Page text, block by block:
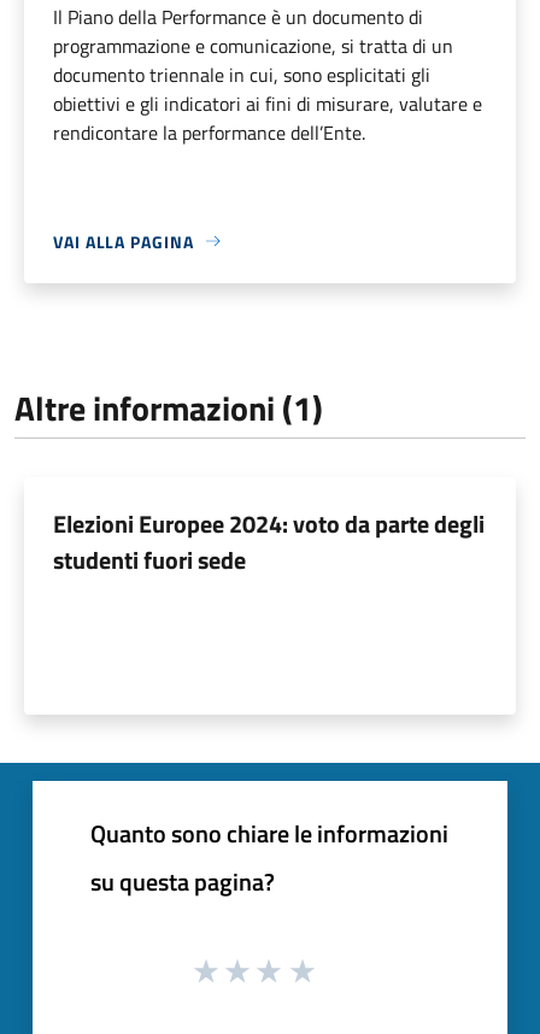
Il Piano della Performance è un documento di
programmazione e comunicazione, si tratta di un
documento triennale in cui, sono esplicitati gli
obiettivi e gli indicatori ai fini di misurare, valutare e
rendicontare la performance dell’Ente.
VAI ALLA PAGINA
Altre informazioni (1)
Elezioni Europee 2024: voto da parte degli
studenti fuori sede
Quanto sono chiare le informazioni
su questa pagina?